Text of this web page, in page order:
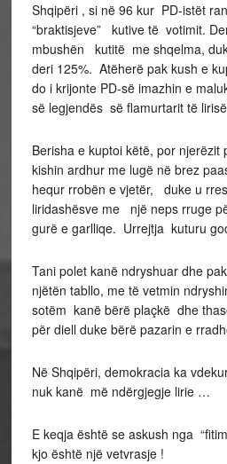
Shqipëri , si në 96 kur PD-istët
“braktisjeve” kutive të votimit.
mbushën kutitë me shqelma,
deri 125%. Atëherë pak kush e
do i krijonte PD-së imazhin e
së legjendës së flamurtarit të
Berisha e kuptoi këtë, por njerëzit
kishin ardhur me lugë në brez
hequr rrobën e vjetër, duke u
liridashësve me një neps rruge
gurë e garlliqe. Urrejtja kuturu
Tani polet kanë ndryshuar dhe
njëtën tabllo, me të vetmin
sotëm kanë bërë plaçkë dhe
për diell duke bërë pazarin e
Në Shqipëri, demokracia ka
nuk kanë më ndërgjegje lirie …
E keqja është se askush nga
kjo është një vetvrasje !